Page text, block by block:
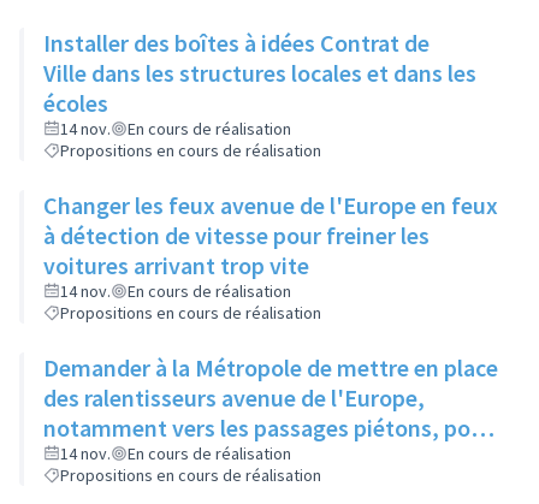
Installer des boîtes à idées Contrat de
Ville dans les structures locales et dans les
écoles
14 nov.
En cours de réalisation
Propositions en cours de réalisation
Changer les feux avenue de l'Europe en feux
à détection de vitesse pour freiner les
voitures arrivant trop vite
14 nov.
En cours de réalisation
Propositions en cours de réalisation
Demander à la Métropole de mettre en place
des ralentisseurs avenue de l'Europe,
notamment vers les passages piétons, pour
plus de sécurité
14 nov.
En cours de réalisation
Propositions en cours de réalisation